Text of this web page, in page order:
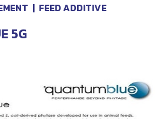
| FEED ADDITIVE
5G